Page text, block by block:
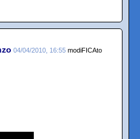
04/04/2010, 16:55 modiFICAto